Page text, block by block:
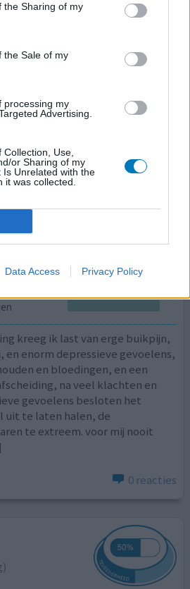
the Sharing of my
the Sale of my
processing my
Advertising.
Use,
or Sharing of my
Is Unrelated with the
it was collected.
Data Access Privacy Policy
Dit was wel minder maar
met heel erg veel
0 reacties
kreeg ik last van erge buikpijn,
en enorm depressieve gevoelens,
en bloedingen, en een
na veel klachten en
gevoelens besloten het
uit te laten halen, de
te extreem. voor mij nooit
0 reacties